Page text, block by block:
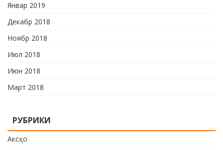
Январ 2019
Декабр 2018
Ноябр 2018
Июл 2018
Июн 2018
Март 2018
РУБРИКИ
Аксҳо